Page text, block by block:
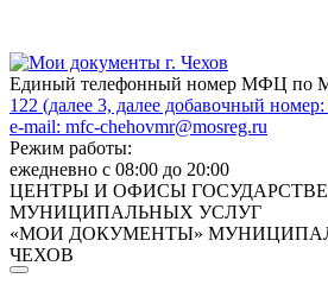
Единый телефонный номер МФЦ по
122 (далее 3, далее добавочный
e-mail: mfc-chehovmr@mosreg.ru
Режим работы:
ежедневно с 08:00 до 20:00
ЦЕНТРЫ И ОФИСЫ
МУНИЦИПАЛЬНЫХ УСЛУГ
«МОИ ДОКУМЕНТЫ»
ЧЕХОВ